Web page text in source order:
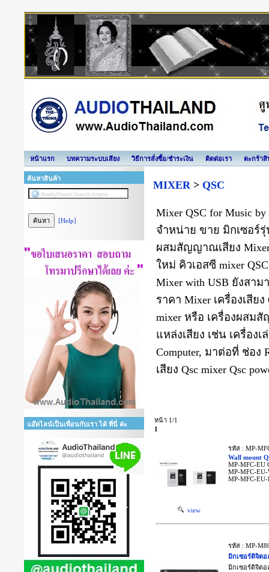
หน้าแรก บทความระบบเสียง วิธีการสั่งซื้อ/ชำระเงิน ติดต่อเรา ตะกร้าสิ
ค้นหาสินค้า
[Help]
แอ๊ดไลน์เป็นเพื่อนกับเรา ได้ ที่นี่ ค่ะ
MIXER> QSC
Mixer QSC for Music
จำหน่าย ขาย มิกเซอร์รุ่
ผสมสัญญาณเสียง Mixer
ใหม่ คิวเอสซี mixer
Mixer with USB ยังสาม
ราคา Mixer เครื่องเสีย
mixer หรือ เครื่องผสมสั
แหล่งเสียง เช่น เครื่องเ
Computer, มาต่อที่ ช่อง
เสียง Qsc mixer Qsc
หน้า 1/1
1
view
รหัส : MP-
Wall mount
MP-MFC-EU
MP-MFC-
MP-MFC-
รหัส : MP-
มิกเซอร์ดิจิตอ
มิกเซอร์ดิจิตอ